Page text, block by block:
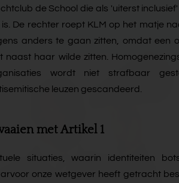
de School die als 'uiterst
is. De rechter roept KLM op het matje
anders te gaan zitten, omdat een
naast haar wilde zitten.
wordt niet strafbaar
leuzen gescandeerd.
met Artikel 1
situaties, waarin identiteiten
onze wetgever heeft getracht